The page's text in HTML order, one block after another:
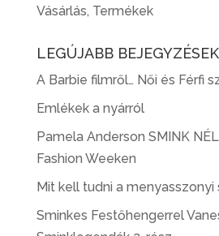
Vásárlás, Termékek
LEGÚJABB BEJEGYZÉSEK
A Barbie filmről… Női és Férfi
Emlékek a nyárról
Pamela Anderson SMINK
Fashion Weeken
Mit kell tudni a menyasszonyi
Sminkes Festőhengerrel